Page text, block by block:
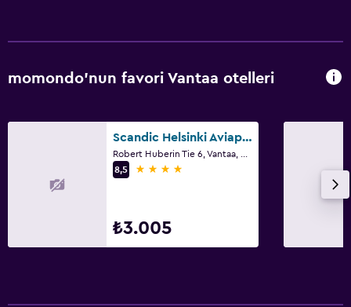
momondo'nun favori Vantaa otelleri
Scandic Helsinki Aviapolis
8,5
4 yıldız
₺3.005